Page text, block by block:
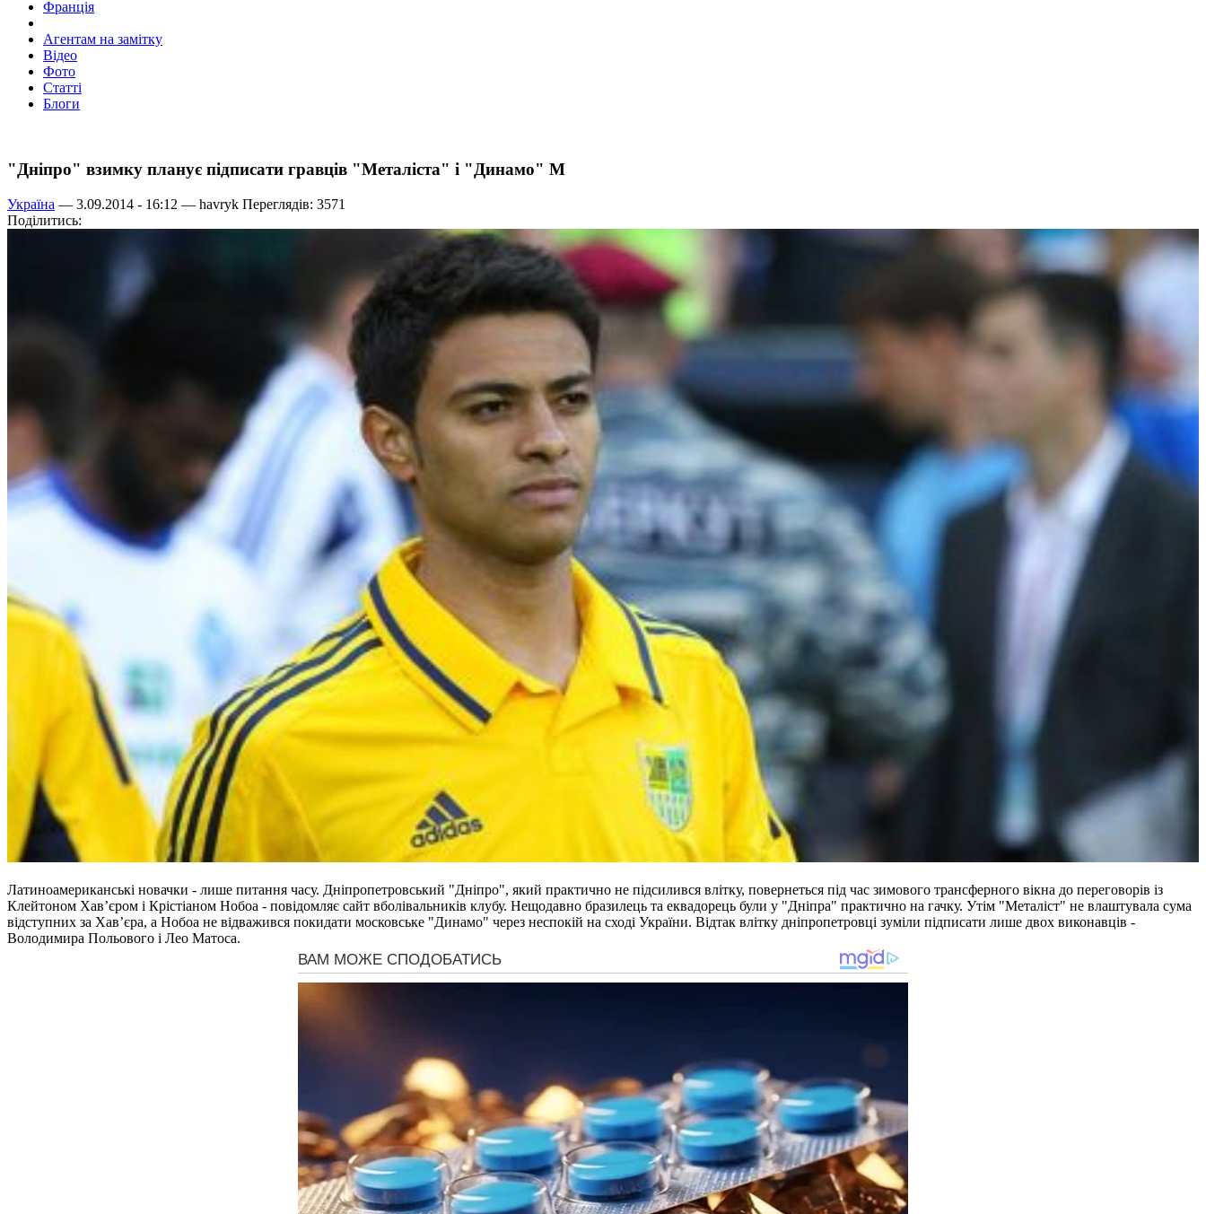
Франція
Агентам на замітку
Відео
Фото
Статті
Блоги
"Дніпро" взимку планує підписати гравців "Металіста" і "Динамо" М
Україна — 3.09.2014 - 16:12 — havryk Переглядів: 3571
Поділитись:
Латиноамериканські новачки - лише питання часу. Дніпропетровський "Дніпро", який практично не підсилився влітку, повернеться під час зимового трансферного вікна до переговорів із
Клейтоном Хав’єром і Крістіаном Нобоа - повідомляє сайт вболівальників клубу. Нещодавно бразилець та еквадорець були у "Дніпра" практично на гачку. Утім "Металіст" не влаштувала сума
відступних за Хав’єра, а Нобоа не відважився покидати московське "Динамо" через неспокій на сході України. Відтак влітку дніпропетровці зуміли підписати лише двох виконавців -
Володимира Польового і Лео Матоса.